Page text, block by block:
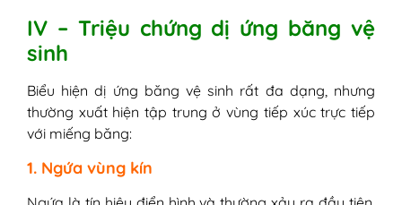
IV – Triệu chứng dị ứng băng vệ
sinh
Biểu hiện dị ứng băng vệ sinh rất đa dạng, nhưng
thường xuất hiện tập trung ở vùng tiếp xúc trực tiếp
với miếng băng:
1. Ngứa vùng kín